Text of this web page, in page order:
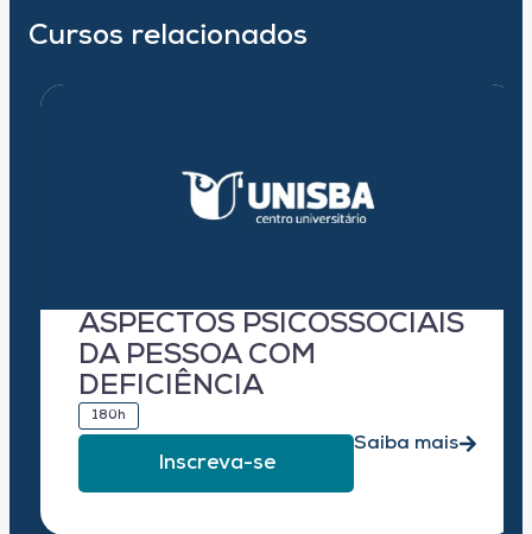
Cursos relacionados
ASPECTOS PSICOSSOCIAIS
DA PESSOA COM
DEFICIÊNCIA
180h
Inscreva-se
Saiba mais